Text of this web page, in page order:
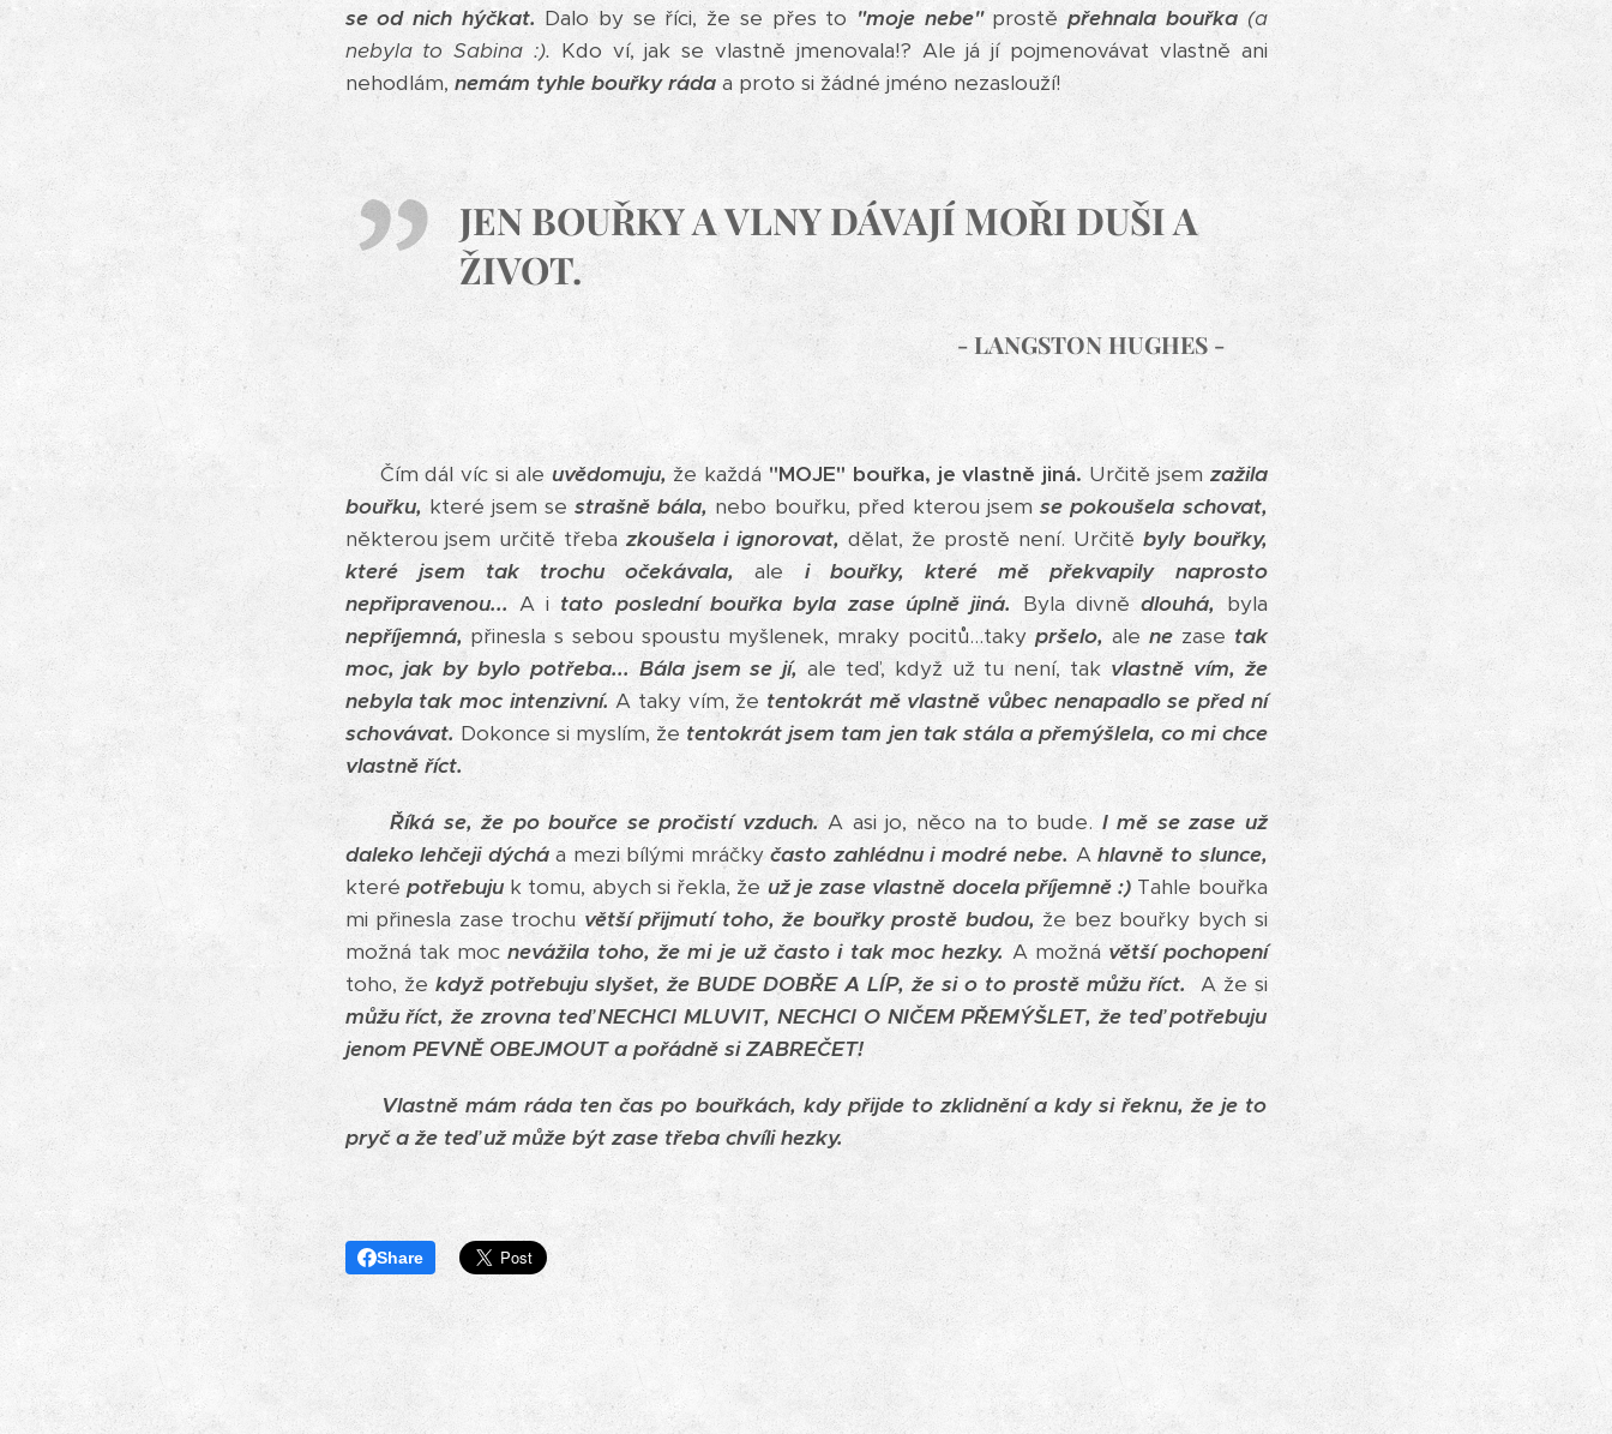
se od nich hýčkat. Dalo by se říci, že se přes to "moje nebe"prostěpřehnala bouřka (a
nebyla to Sabina :). Kdo ví, jak se vlastně jmenovala!? Ale já jí pojmenovávat vlastně ani
nehodlám, nemám tyhle bouřky rádaa proto si žádné jméno nezaslouží!
JEN BOUŘKY A VLNY DÁVAJÍ MOŘI DUŠI A
ŽIVOT.
- LANGSTON HUGHES -
Čím dál víc si ale uvědomuju, že každá "MOJE" bouřka, je vlastně jiná. Určitě jsem zažila
bouřku, které jsem sestrašně bála, nebo bouřku, před kterou jsemse pokoušela schovat,
některou jsem určitě třebazkoušela i ignorovat, dělat, že prostě není. Určitě byly bouřky,
které jsem tak trochu očekávala,
ale i bouřky, které mě překvapily naprosto
nepřipravenou... A i tato poslední bouřka byla zase úplně jiná. Byla divnědlouhá, byla
nepříjemná, přinesla s sebou spoustu myšlenek, mraky pocitů...taky pršelo, ale nezase tak
moc, jak by bylo potřeba... Bála jsem se jí, ale teď, když už tu není, takvlastně vím, že
nebyla tak moc intenzivní. A taky vím, že tentokrát mě vlastně vůbec nenapadlo se před ní
schovávat. Dokonce si myslím, že tentokrát jsem tam jen tak stála a přemýšlela, co mi chce
vlastně říct.
Říká se, že po bouřce se pročistí vzduch. A asi jo, něco na to bude. I mě se zase už
daleko lehčeji dýcháa mezi bílými mráčkyčasto zahlédnu i modré nebe. Ahlavně to slunce,
které potřebujuk tomu, abych si řekla, že už je zase vlastně docela příjemně :) Tahle bouřka
mi přinesla zase trochu větší přijmutí toho, že bouřky prostě budou, že bez bouřky bych si
možná tak mocnevážila toho, že mi je už často i tak moc hezky. A možná větší pochopení
toho, že když potřebuju slyšet, že BUDE DOBŘE A LÍP, že si o to prostě můžu říct. A že si
můžu říct, že zrovna teď NECHCI MLUVIT, NECHCI O NIČEM PŘEMÝŠLET, že teď potřebuju
jenom PEVNĚ OBEJMOUT a pořádně si ZABREČET!
Vlastně mám ráda ten čas po bouřkách, kdy přijde to zklidnění a kdy si řeknu, že je to
pryč a že teď už může být zase třeba chvíli hezky.
Share